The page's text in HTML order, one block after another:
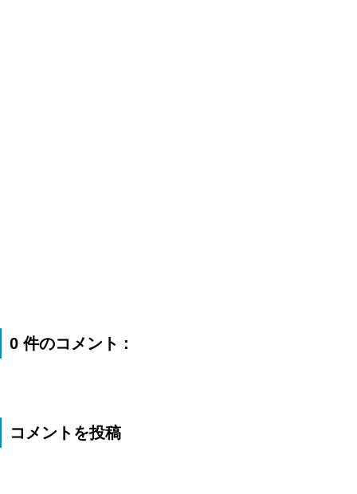
0 件のコメント :
コメントを投稿